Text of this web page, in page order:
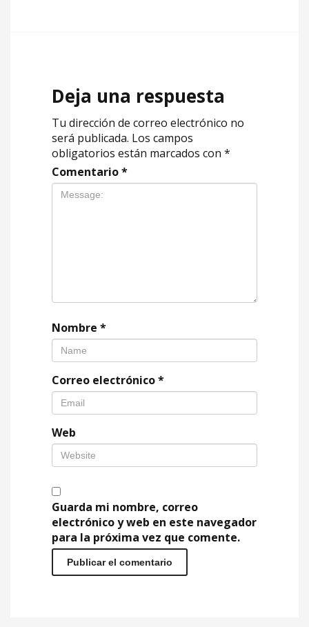
Deja una respuesta
Tu dirección de correo electrónico no
será publicada. Los campos
obligatorios están marcados con *
Comentario*
Nombre *
Correo electrónico*
Web
Guarda mi nombre, correo
electrónico y web en este navegador
para la próxima vez que comente.